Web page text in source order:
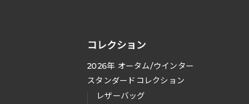
コレクション
2026年 オータム/ウインター
スタンダードコレクション
レザーバッグ